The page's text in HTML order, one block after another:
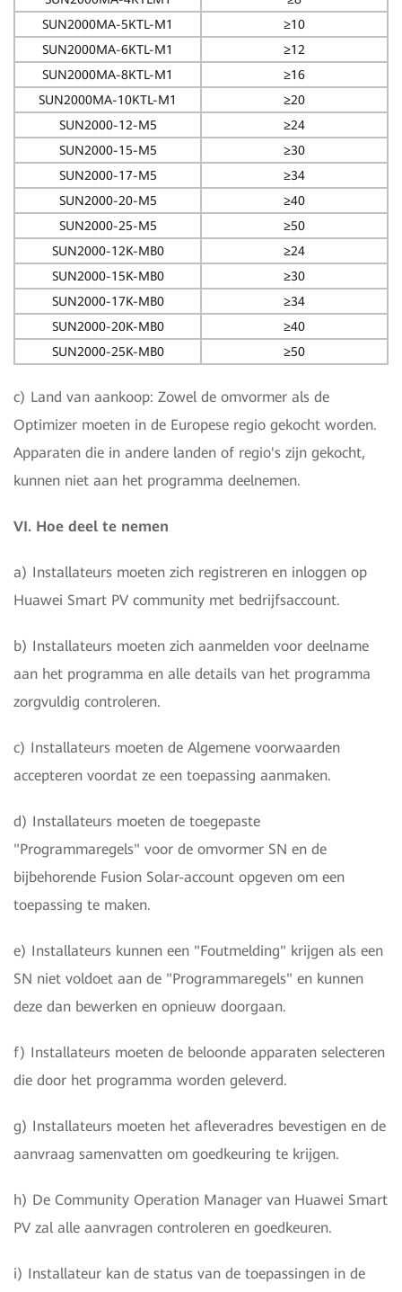
SUN2000MA-5KTL-M1
≥10
SUN2000MA-6KTL-M1
≥12
SUN2000MA-8KTL-M1
≥16
SUN2000MA-10KTL-M1
≥20
SUN2000-12-M5
≥24
SUN2000-15-M5
≥30
SUN2000-17-M5
≥34
SUN2000-20-M5
≥40
SUN2000-25-M5
≥50
SUN2000-12K-MB0
≥24
SUN2000-15K-MB0
≥30
SUN2000-17K-MB0
≥34
SUN2000-20K-MB0
≥40
SUN2000-25K-MB0
≥50
c) Land van aankoop: Zowel de omvormer als de
Optimizer moeten in de Europese regio gekocht worden.
Apparaten die in andere landen of regio's zijn gekocht,
kunnen niet aan het programma deelnemen.
VI. Hoe deel te nemen
a) Installateurs moeten zich registreren en inloggen op
Huawei Smart PV community met bedrijfsaccount.
b) Installateurs moeten zich aanmelden voor deelname
aan het programma en alle details van het programma
zorgvuldig controleren.
c) Installateurs moeten de Algemene voorwaarden
accepteren voordat ze een toepassing aanmaken.
d) Installateurs moeten de toegepaste
"Programmaregels" voor de omvormer SN en de
bijbehorende Fusion Solar-account opgeven om een
toepassing te maken.
e) Installateurs kunnen een "Foutmelding" krijgen als een
SN niet voldoet aan de "Programmaregels" en kunnen
deze dan bewerken en opnieuw doorgaan.
f) Installateurs moeten de beloonde apparaten selecteren
die door het programma worden geleverd.
g) Installateurs moeten het afleveradres bevestigen en de
aanvraag samenvatten om goedkeuring te krijgen.
h) De Community Operation Manager van Huawei Smart
PV zal alle aanvragen controleren en goedkeuren.
i) Installateur kan de status van de toepassingen in de